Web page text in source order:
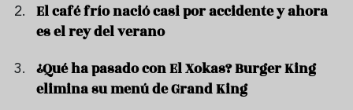
El café frío nació casi por accidente y ahora
es el rey del verano
¿Qué ha pasado con El Xokas? Burger King
elimina su menú de Grand King